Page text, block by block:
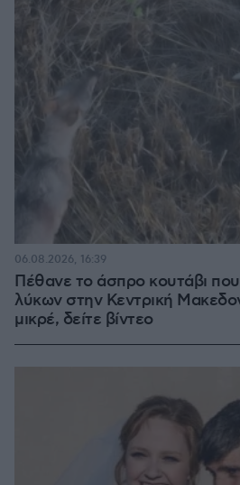
Πέθανε το άσπρο κουτάβι
λύκων στην Κεντρική
μικρέ, δείτε βίντεο
06.08.2026, 16:39